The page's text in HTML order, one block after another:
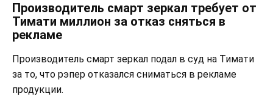
Производитель смарт зеркал требует от
Тимати миллион за отказ сняться в
рекламе
Производитель смарт зеркал подал в суд на Тимати
за то, что рэпер отказался сниматься в рекламе
продукции.